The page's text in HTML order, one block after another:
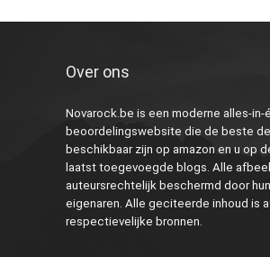
Over ons
Novarock.be is een moderne alles-in-
beoordelingswebsite die de beste
beschikbaar zijn op amazon en u op
laatst toegevoegde blogs. Alle
auteursrechtelijk beschermd door
eigenaren. Alle geciteerde inhoud is
respectievelijke bronnen.